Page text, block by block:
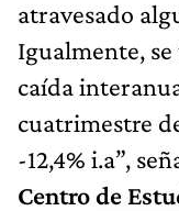
atravesado
Igualmente,
caída
cuatrimestre
-12,4% i.a”,
Centro de